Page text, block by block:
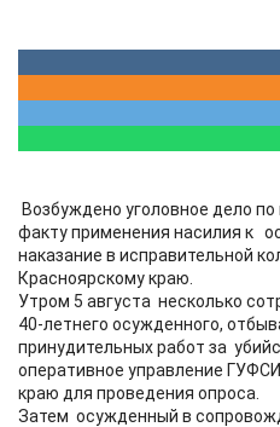
Возбуждено уголовное дело
факту применения насилия к
наказание в исправительной
Красноярскому краю.
Утром 5 августа несколько
40-летнего осужденного,
принудительных работ за
оперативное управление
краю для проведения опроса.
Затем осужденный в